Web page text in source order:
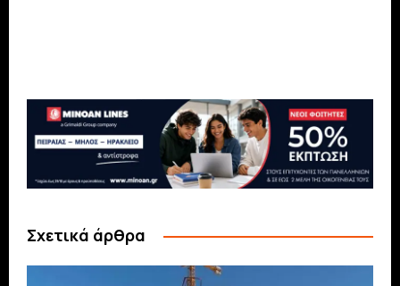
Σχετικά άρθρα